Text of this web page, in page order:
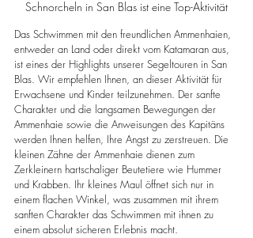
Schnorcheln in San Blas ist eine Top-Aktivität
Das Schwimmen mit den freundlichen Ammenhaien,
entweder an Land oder direkt vom Katamaran aus,
ist eines der Highlights unserer Segeltouren in San
Blas. Wir empfehlen Ihnen, an dieser Aktivität für
Erwachsene und Kinder teilzunehmen. Der sanfte
Charakter und die langsamen Bewegungen der
Ammenhaie sowie die Anweisungen des Kapitäns
werden Ihnen helfen, Ihre Angst zu zerstreuen. Die
kleinen Zähne der Ammenhaie dienen zum
Zerkleinern hartschaliger Beutetiere wie Hummer
und Krabben. Ihr kleines Maul öffnet sich nur in
einem flachen Winkel, was zusammen mit ihrem
sanften Charakter das Schwimmen mit ihnen zu
einem absolut sicheren Erlebnis macht.